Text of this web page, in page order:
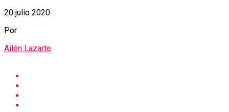
20 julio 2020
Por
Ailén Lazarte